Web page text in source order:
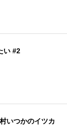
い #2
いつかのイツカ